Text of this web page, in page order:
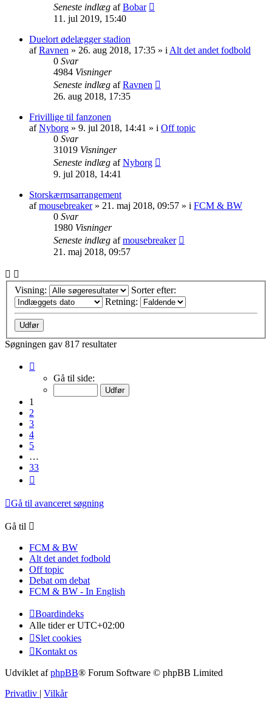
Seneste indlæg afBobar
11. jul 2019, 15:40
Duelort ødelægger stadion
afRavnen » 26. aug 2018, 17:35 » i Alt det andet fodbold
0 Svar
4984 Visninger
Seneste indlæg afRavnen
26. aug 2018, 17:35
Frivillige til fanzonen
afNyborg » 9. jul 2018, 14:41 » i Off topic
0 Svar
31019 Visninger
Seneste indlæg afNyborg
9. jul 2018, 14:41
Storskærmsarrangement
afmousebreaker» 21. maj 2018, 09:57 » i FCM & BW
0 Svar
1980 Visninger
Seneste indlæg afmousebreaker
21. maj 2018, 09:57
Visning:
Sorter efter:
Retning:
Søgningen gav 817 resultater
Gå til side:
1
2
3
4
5
…
33
Gå til avanceret søgning
Gå til
FCM & BW
Alt det andet fodbold
Off topic
Debat om debat
FCM & BW - In English
Boardindeks
Alle tider erUTC+02:00
Slet cookies
Kontakt os
Udviklet afphpBB® Forum Software © phpBB Limited
Privatliv
Vilkår